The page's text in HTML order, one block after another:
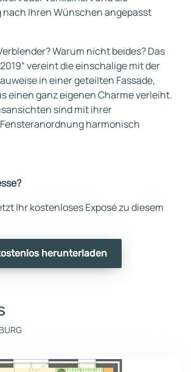
Ihren Wünschen angepasst
Warum nicht beides? Das
vereint die einschalige mit der
in einer geteilten Fassade,
einen ganz eigenen Charme verleiht.
sind mit ihrer
harmonisch
Ihr kostenloses Exposé zu diesem
herunterladen